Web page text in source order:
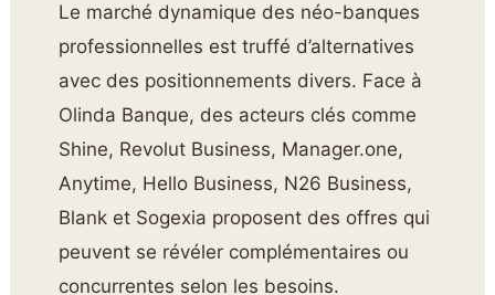
Le marché dynamique des néo-banques
professionnelles est truffé d’alternatives
avec des positionnements divers. Face à
Olinda Banque, des acteurs clés comme
Shine, Revolut Business, Manager.one,
Anytime, Hello Business, N26 Business,
Blank et Sogexia proposent des offres qui
peuvent se révéler complémentaires ou
concurrentes selon les besoins.